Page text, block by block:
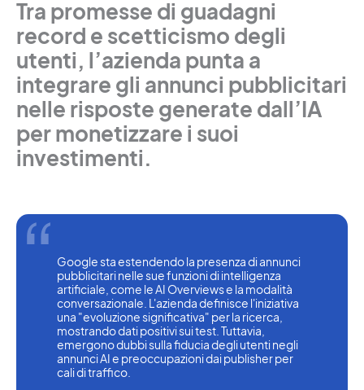
Tra promesse di guadagni
record e scetticismo degli
utenti, l’azienda punta a
integrare gli annunci pubblicitari
nelle risposte generate dall’IA
per monetizzare i suoi
investimenti.
Google sta estendendo la presenza di annunci
pubblicitari nelle sue funzioni di intelligenza
artificiale, come le AI Overviews e la modalità
conversazionale. L'azienda definisce l'iniziativa
una "evoluzione significativa" per la ricerca,
mostrando dati positivi sui test. Tuttavia,
emergono dubbi sulla fiducia degli utenti negli
annunci AI e preoccupazioni dai publisher per
cali di traffico.